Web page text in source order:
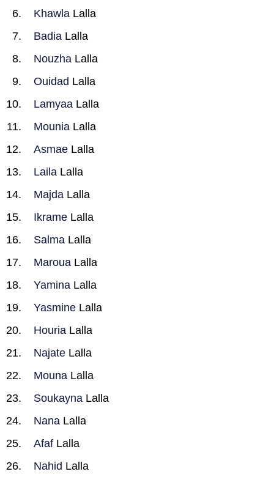
Khawla Lalla
Badia Lalla
Nouzha Lalla
Ouidad Lalla
Lamyaa Lalla
Mounia Lalla
Asmae Lalla
Laila Lalla
Majda Lalla
Ikrame Lalla
Salma Lalla
Maroua Lalla
Yamina Lalla
Yasmine Lalla
Houria Lalla
Najate Lalla
Mouna Lalla
Soukayna Lalla
Nana Lalla
Afaf Lalla
Nahid Lalla